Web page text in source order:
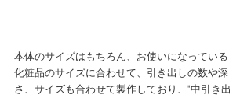
本体のサイズはもちろん、お使いになっている
化粧品のサイズに合わせて、引き出しの数や深
さ、サイズも合わせて製作しており、"中引き出